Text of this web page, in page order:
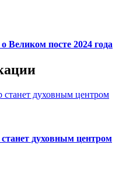
Великом посте 2024 года
духовным центром